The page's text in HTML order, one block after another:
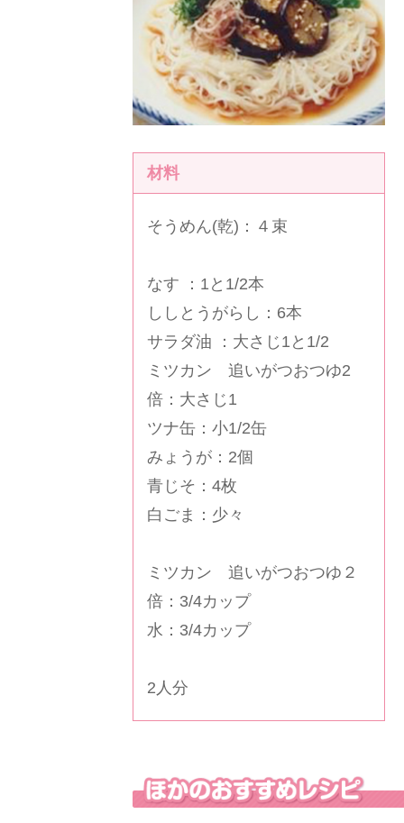
材料
そうめん(乾)：４束
なす ：1と1/2本
ししとうがらし：6本
サラダ油 ：大さじ1と1/2
ミツカン 追いがつおつゆ2
倍：大さじ1
ツナ缶：小1/2缶
みょうが：2個
青じそ：4枚
白ごま：少々
ミツカン 追いがつおつゆ２
倍：3/4カップ
水：3/4カップ
2人分